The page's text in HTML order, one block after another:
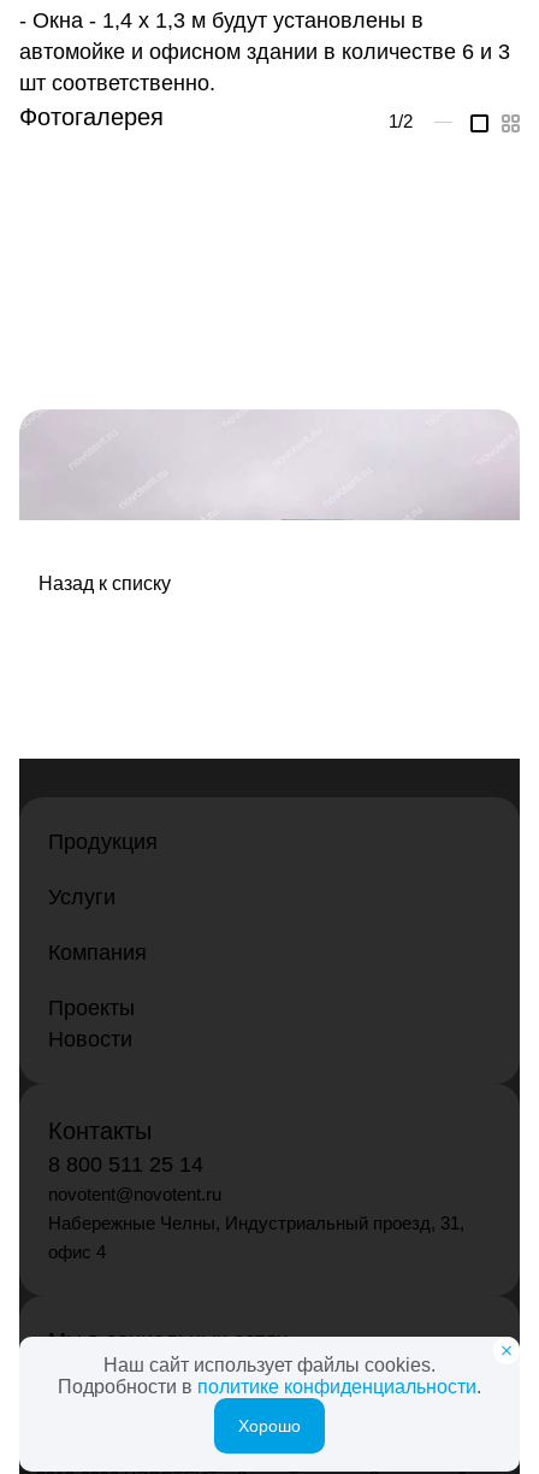
- Окна - 1,4 х 1,3 м будут установлены в
автомойке и офисном здании в количестве 6 и 3
шт соответственно.
Фотогалерея 1/2 —
Назад к списку
Наш сайт использует файлы cookies.
Подробности в политике конфиденциальности.
Хорошо
Продукция
Услуги
Компания
Проекты
Новости
Контакты
8 800 511 25 14
novotent@novotent.ru
Набережные Челны, Индустриальный проезд, 31,
офис 4
Мы в социальных сетях